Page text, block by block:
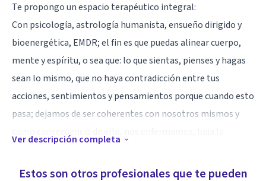
Te propongo un espacio terapéutico integral:
Con psicología, astrología humanista, ensueño dirigido y
bioenergética, EMDR; el fin es que puedas alinear cuerpo,
mente y espíritu, o sea que: lo que sientas, pienses y hagas
sean lo mismo, que no haya contradicción entre tus
acciones, sentimientos y pensamientos porque cuando esto
pasa; dejamos de ser coherentes con nosotros mismos y
a día, resignamos el disfrutar, nos apagamos, se va
Ver descripción completa
Estos son otros profesionales que te pueden